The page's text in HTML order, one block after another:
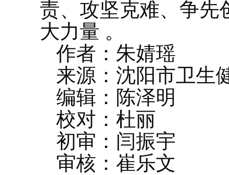
责、攻坚克难、争先
大力量 。
作者：朱婧瑶
来源：沈阳市卫生
编辑：陈泽明
校对：杜丽
初审：闫振宇
审核：崔乐文